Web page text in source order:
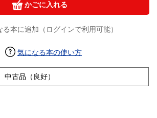
かごに入れる
る本に追加（ログインで利用可能）
気になる本の使い方
中古品（良好）